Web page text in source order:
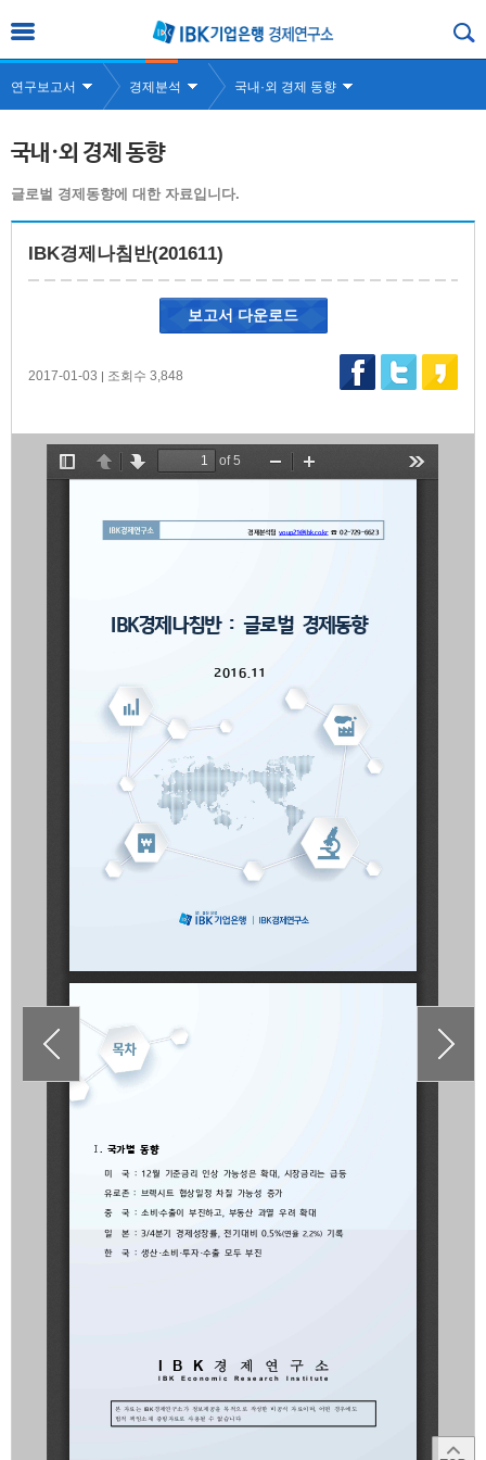
연구보고서 경제분석 국내·외 경제 동향
국내·외 경제 동향
글로벌 경제동향에 대한 자료입니다.
IBK경제나침반(201611)
2017-01-03 | 조회수 3,848
보고서 다운로드